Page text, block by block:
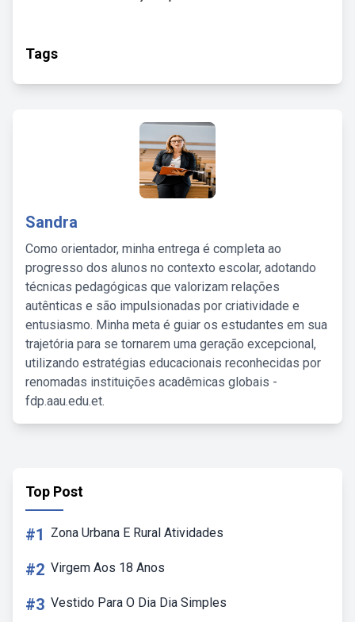
Tags
Sandra
Como orientador, minha entrega é completa ao
progresso dos alunos no contexto escolar, adotando
técnicas pedagógicas que valorizam relações
autênticas e são impulsionadas por criatividade e
entusiasmo. Minha meta é guiar os estudantes em sua
trajetória para se tornarem uma geração excepcional,
utilizando estratégias educacionais reconhecidas por
renomadas instituições acadêmicas globais -
fdp.aau.edu.et.
Top Post
#1 Zona Urbana E Rural Atividades
#2 Virgem Aos 18 Anos
#3 Vestido Para O Dia Dia Simples